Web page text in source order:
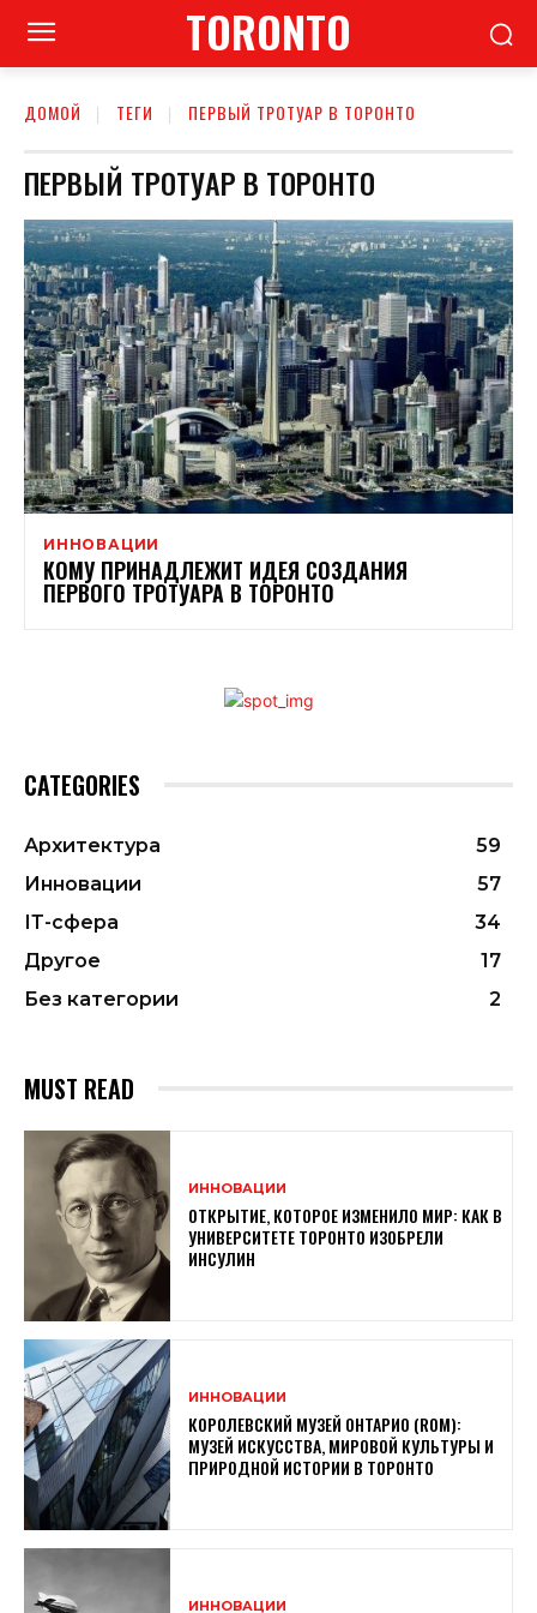
TORONTO
ДОМОЙ ТЕГИ ПЕРВЫЙ ТРОТУАР В ТОРОНТО
ПЕРВЫЙ ТРОТУАР В ТОРОНТО
ИННОВАЦИИ
КОМУ ПРИНАДЛЕЖИТ ИДЕЯ СОЗДАНИЯ
ПЕРВОГО ТРОТУАРА В ТОРОНТО
CATEGORIES
Архитектура
59
Инновации
57
ІТ-сфера
34
Другое
17
Без категории
2
MUST READ
ИННОВАЦИИ
ОТКРЫТИЕ, КОТОРОЕ ИЗМЕНИЛО МИР: КАК В
УНИВЕРСИТЕТЕ ТОРОНТО ИЗОБРЕЛИ
ИНСУЛИН
ИННОВАЦИИ
КОРОЛЕВСКИЙ МУЗЕЙ ОНТАРИО (ROM):
МУЗЕЙ ИСКУССТВА, МИРОВОЙ КУЛЬТУРЫ И
ПРИРОДНОЙ ИСТОРИИ В ТОРОНТО
ИННОВАЦИИ